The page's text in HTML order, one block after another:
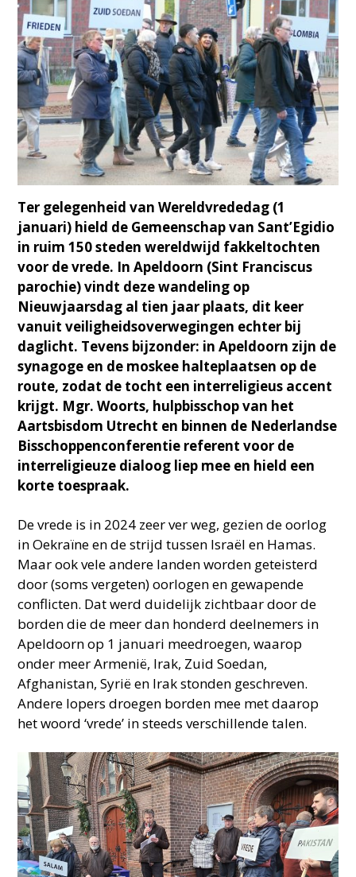
Ter gelegenheid van Wereldvrededag (1
januari) hield de Gemeenschap van Sant’Egidio
in ruim 150 steden wereldwijd fakkeltochten
voor de vrede. In Apeldoorn (Sint Franciscus
parochie) vindt deze wandeling op
Nieuwjaarsdag al tien jaar plaats, dit keer
vanuit veiligheidsoverwegingen echter bij
daglicht. Tevens bijzonder: in Apeldoorn zijn de
synagoge en de moskee halteplaatsen op de
route, zodat de tocht een interreligieus accent
krijgt. Mgr. Woorts, hulpbisschop van het
Aartsbisdom Utrecht en binnen de Nederlandse
Bisschoppenconferentie referent voor de
interreligieuze dialoog liep mee en hield een
korte toespraak.
De vrede is in 2024 zeer ver weg, gezien de oorlog
in Oekraïne en de strijd tussen Israël en Hamas.
Maar ook vele andere landen worden geteisterd
door (soms vergeten) oorlogen en gewapende
conflicten. Dat werd duidelijk zichtbaar door de
borden die de meer dan honderd deelnemers in
Apeldoorn op 1 januari meedroegen, waarop
onder meer Armenië, Irak, Zuid Soedan,
Afghanistan, Syrië en Irak stonden geschreven.
Andere lopers droegen borden mee met daarop
het woord ‘vrede’ in steeds verschillende talen.